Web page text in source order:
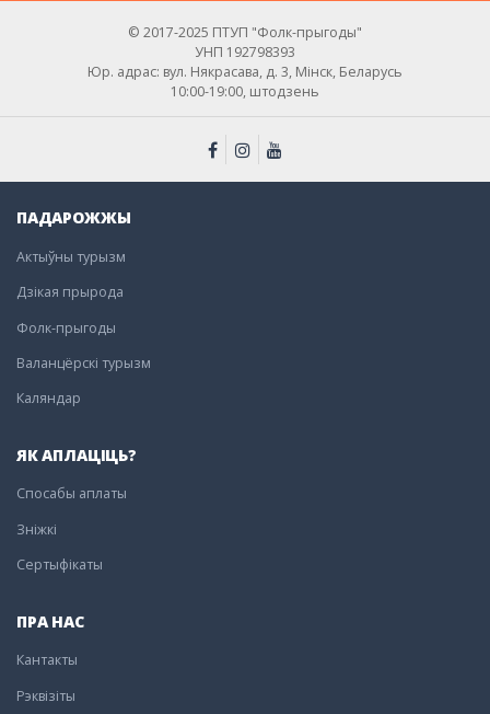
© 2017-2025 ПТУП "Фолк-прыгоды"
УНП 192798393
Юр. адрас: вул. Някрасава, д. 3, Мінск, Беларусь
10:00-19:00, штодзень
ПАДАРОЖЖЫ
Актыўны турызм
Дзікая прырода
Фолк-прыгоды
Валанцёрскі турызм
Каляндар
ЯК АПЛАЦІЦЬ?
Спосабы аплаты
Зніжкі
Сертыфікаты
ПРА НАС
Кантакты
Рэквізіты